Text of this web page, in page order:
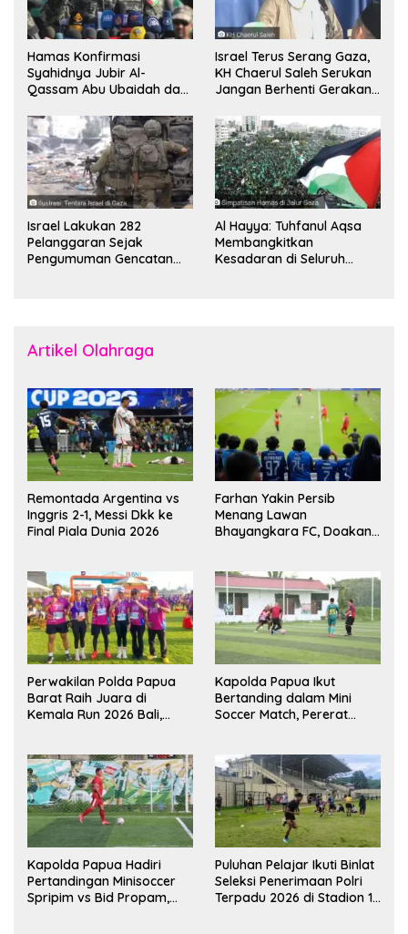
Hamas Konfirmasi
Syahidnya Jubir Al-
Qassam Abu Ubaidah dan
Sinwar
Israel Terus Serang Gaza,
KH Chaerul Saleh Serukan
Jangan Berhenti Gerakan
Israel Lakukan 282
Pelanggaran Sejak
Pengumuman Gencatan
Al Hayya: Tuhfanul Aqsa
Membangkitkan
Kesadaran di Seluruh
Artikel Olahraga
Remontada Argentina vs
Inggris 2-1, Messi Dkk ke
Final Piala Dunia 2026
Farhan Yakin Persib
Menang Lawan
Bhayangkara FC, Doakan
Perwakilan Polda Papua
Barat Raih Juara di
Kemala Run 2026 Bali,
Kapolda Papua Ikut
Bertanding dalam Mini
Soccer Match, Pererat
Kapolda Papua Hadiri
Pertandingan Minisoccer
Spripim vs Bid Propam,
Puluhan Pelajar Ikuti Binlat
Seleksi Penerimaan Polri
Terpadu 2026 di Stadion 16